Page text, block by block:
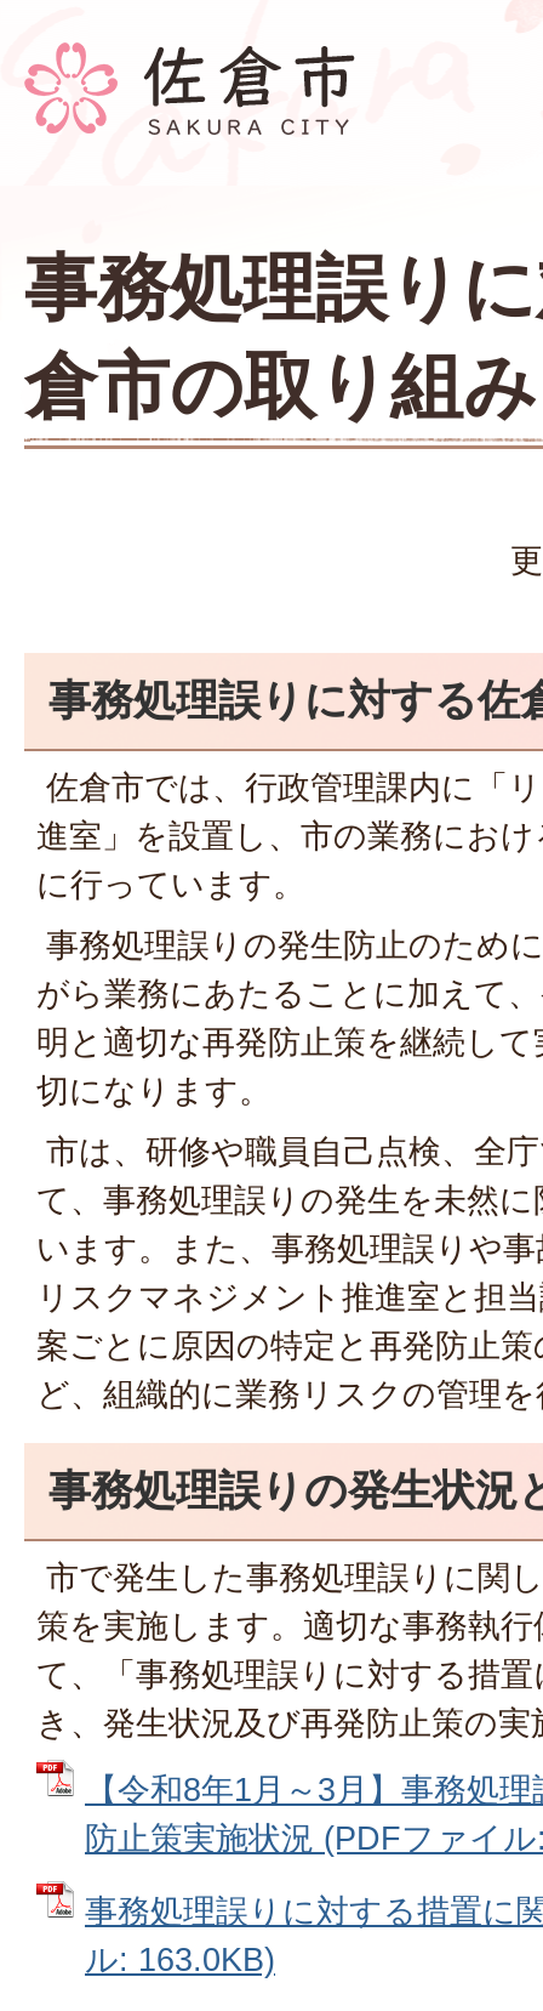
事務処理誤り
倉市の取り組み
事務処理誤りに対する佐
佐倉市では、行政管理課内に「
進室」を設置し、市の業務にお
に行っています。
事務処理誤りの発生防止のため
がら業務にあたることに加えて
明と適切な再発防止策を継続し
切になります。
市は、研修や職員自己点検、全
て、事務処理誤りの発生を未然
います。また、事務処理誤りや
リスクマネジメント推進室と担
案ごとに原因の特定と再発防止
ど、組織的に業務リスクの管理
事務処理誤りの発生状況
市で発生した事務処理誤りに関
策を実施します。適切な事務執
て、「事務処理誤りに対する措
き、発生状況及び再発防止策の
【令和8年1月～3月】事務処
防止策実施状況 (PDFファイ
事務処理誤りに対する措置に
ル: 163.0KB)